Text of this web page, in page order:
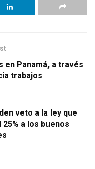
en Panamá, a través
trabajos
veto a la ley que
a los buenos